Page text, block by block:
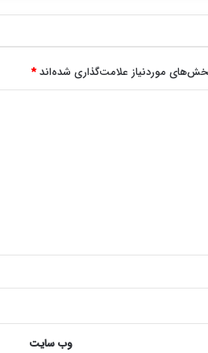
موردنیاز علامت‌گذاری شده‌اند*
وب‌ سایت